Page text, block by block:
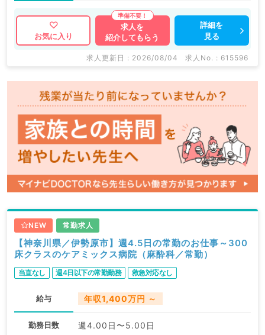
お気に入り
求人を
紹介してもらう
詳細を
見る
求人更新日 : 2026/08/04 求人No. : 615596
NEW 常勤求人
【神奈川県／伊勢原市】週4.5日の常勤のお仕事～300
床クラスのケアミックス病院（麻酔科／常勤）
当直なし 週4日以下の常勤勤務 救急対応なし
給与 年収1,400万円 ～
勤務日数 週4.00日〜5.00日